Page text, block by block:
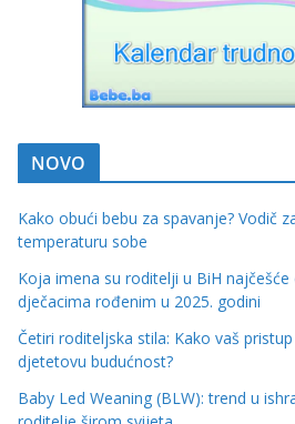
NOVO
Kako obući bebu za spavanje? Vodič
temperaturu sobe
Koja imena su roditelji u BiH
dječacima rođenim u 2025. godini
Četiri roditeljska stila: Kako vaš
djetetovu budućnost?
Baby Led Weaning (BLW): trend u